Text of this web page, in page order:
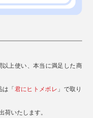
上使い、本当に満足した商
は「君にヒトメボレ 」で取り
荷いたします。